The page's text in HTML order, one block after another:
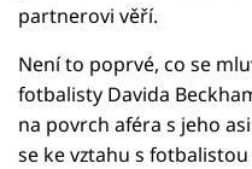
partnerovi věří.
Není to poprvé, co se
fotbalisty Davida
na povrch aféra s jeho
se ke vztahu s